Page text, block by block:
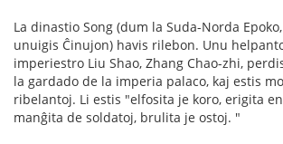
La dinastio Song (dum la Suda-Norda
unuigis Ĉinujon) havis rilebon. Unu
imperiestro Liu Shao, Zhang Chao-zhi,
la gardado de la imperia palaco, kaj estis
ribelantoj. Li estis "elfosita je koro, erigita
manĝita de soldatoj, brulita je ostoj. "